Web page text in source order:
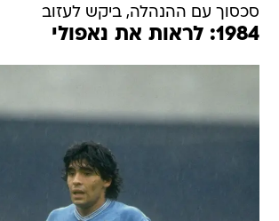
סכסוך עם ההנהלה, ביקש לעזוב
1984: לראות את נאפולי